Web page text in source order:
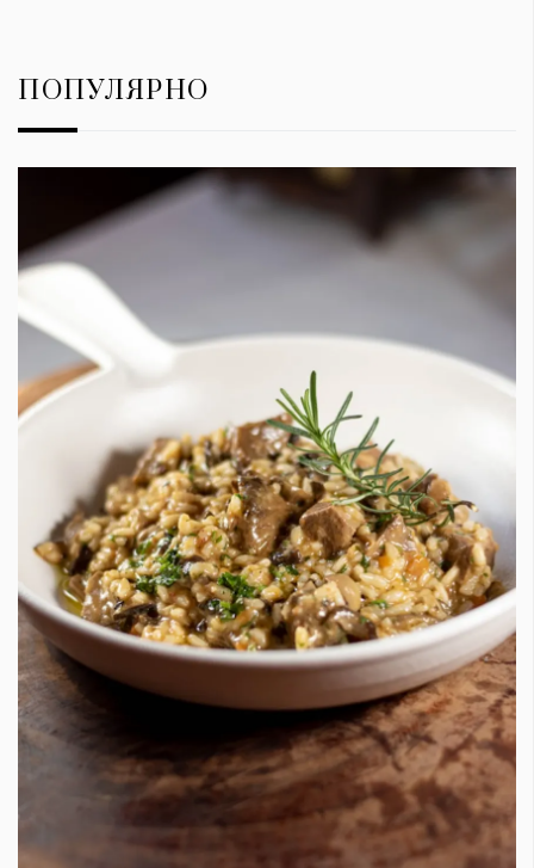
ПОПУЛЯРНО